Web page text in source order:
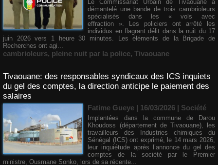
Le Commissariat Urbain de Tivaouane a
démantelé une bande de trois cambrioleurs
spécialisés dans les « vols avec
effraction ». Les policiers ont arrêté les
individus en flagrant délit dans la nuit du 17
juin 2026 vers 1 heure 30 minutes. Les éléments de la Brigade de
Recherches ont agi...
cambrioleurs, pleine nuit par la police, Tivaouane
Tivaouane: des responsables syndicaux des ICS inquiets
du gel des comptes, la direction anticipe le paiement des
salaires
Fatime Gueye | 16/03/2026 | Société
Implantées dans la commune de Darou
Khoudoss (département de Tivaouane), les
travailleurs des Industries chimiques du
Sénégal (ICS) ont exprimé, le 14 mars 2026,
leur inquiétude après l’annonce du gel des
comptes de la société par le Premier
ministre, Ousmane Sonko, lors de sa récente...